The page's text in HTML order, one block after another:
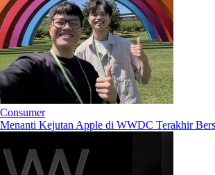
Consumer
Menanti Kejutan Apple di WWDC Terakhir